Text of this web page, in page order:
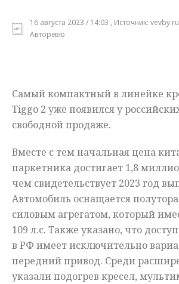
Мнения
16 августа 2023 / 14:03 , Источник:
Авторевю
Самый компактный в линейке
Tiggo 2 уже появился у
свободной продаже.
Вместе с тем начальная цена
паркетника достигает 1,8
чем свидетельствует 2023 год
Автомобиль оснащается
силовым агрегатом, который
109 л.с. Также указано, что
в РФ имеет исключительно
передний привод. Среди
указали подогрев кресел,